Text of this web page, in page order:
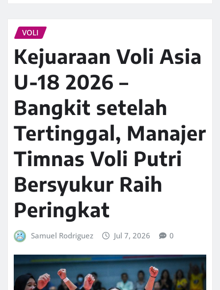
VOLI
Kejuaraan Voli Asia
U-18 2026 –
Bangkit setelah
Tertinggal, Manajer
Timnas Voli Putri
Bersyukur Raih
Peringkat
Samuel Rodriguez Jul 7, 2026 0